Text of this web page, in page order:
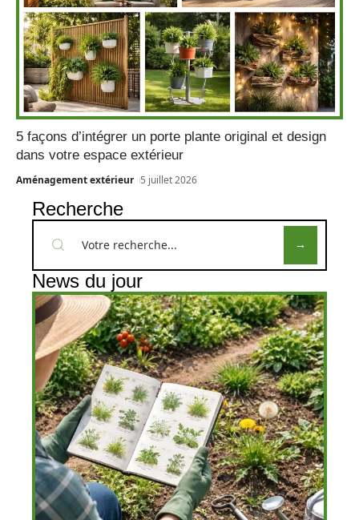
5 façons d’intégrer un porte plante original et design
dans votre espace extérieur
Aménagement extérieur 5 juillet 2026
Recherche
News du jour